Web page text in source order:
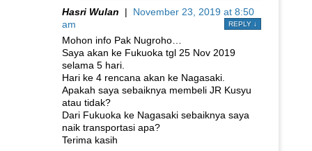
Hasri Wulan | November 23, 2019 at 8:50
am
REPLY ↓
Mohon info Pak Nugroho…
Saya akan ke Fukuoka tgl 25 Nov 2019
selama 5 hari.
Hari ke 4 rencana akan ke Nagasaki.
Apakah saya sebaiknya membeli JR Kusyu
atau tidak?
Dari Fukuoka ke Nagasaki sebaiknya saya
naik transportasi apa?
Terima kasih